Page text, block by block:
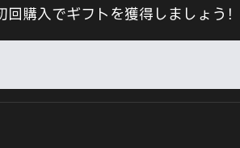
購入でギフトを獲得しましょう！